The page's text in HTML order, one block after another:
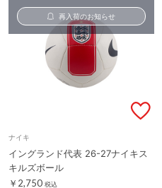
再入荷のお知らせ
ナイキ
イングランド代表 26-27ナイキス
キルズボール
￥2,750 税込